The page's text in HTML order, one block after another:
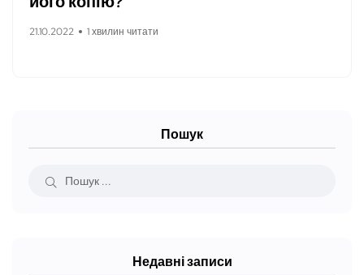
21.10.2022 1 хвилин читати
Пошук
Недавні записи